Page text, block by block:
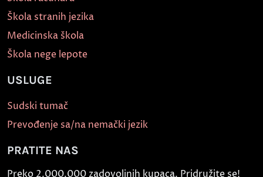
Škola stranih jezika
Medicinska škola
Škola nege lepote
USLUGE
Sudski tumač
Prevođenje sa/na nemački jezik
PRATITE NAS
Preko 2.000.000 zadovoljnih kupaca. Pridružite se!